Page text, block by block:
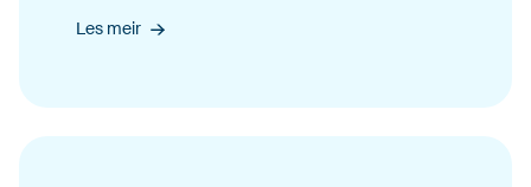
Les meir